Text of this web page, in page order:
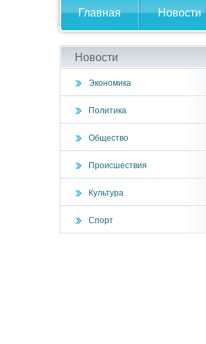
Главная Новости
Новости
Экономика
Политика
Общество
Происшествия
Культура
Спорт